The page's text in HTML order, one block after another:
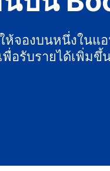
บี
ห้จองบนหนึ่งในแ
พื่อรับรายได้เพิ่ม